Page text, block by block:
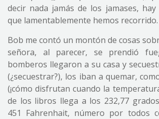
decir nada jamás de los jamases,
que lamentablemente hemos recorrido.
Bob me contó un montón de cosas
señora, al parecer, se prendió
bomberos llegaron a su casa y
(¿secuestrar?), los iban a quemar,
(¡cómo disfrutan cuando la
de los libros llega a los 232,77
451 Fahrenhait, número por todos